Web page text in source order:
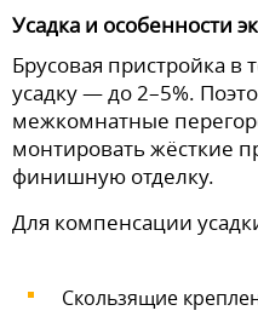
Усадка и особенности
Брусовая пристройка в
усадку — до 2–5%.
межкомнатные
монтировать жёсткие
финишную отделку.
Для компенсации
Скользящие